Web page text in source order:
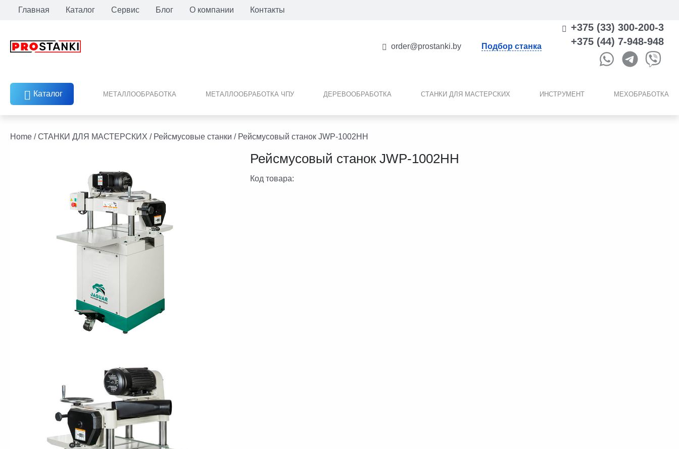
Перейти
Главная Каталог Сервис Блог О компании Контакты
order@prostanki.by Подбор станка
+375 (33) 300-200-3
+375 (44) 7-948-948
Каталог МЕТАЛЛООБРАБОТКА МЕТАЛЛООБРАБОТКА ЧПУ ДЕРЕВООБРАБОТКА СТАНКИ ДЛЯ МАСТЕРСКИХ ИНСТРУМЕНТ МЕХОБРАБОТКА
Home /СТАНКИ ДЛЯ МАСТЕРСКИХ / Рейсмусовые станки / Рейсмусовый станок JWP-1002НН
Рейсмусовый станок JWP-1002НН
Код товара: